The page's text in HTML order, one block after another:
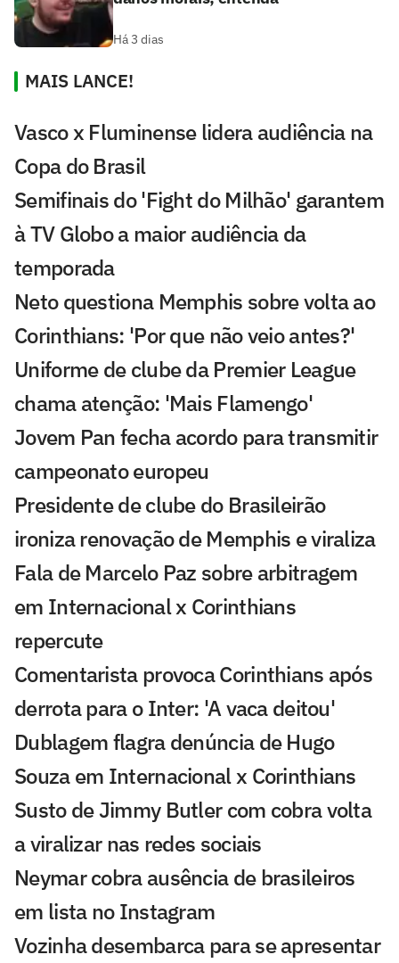
Há 3 dias
MAIS LANCE!
Vasco x Fluminense lidera audiência na
Copa do Brasil
Semifinais do 'Fight do Milhão' garantem
à TV Globo a maior audiência da
temporada
Neto questiona Memphis sobre volta ao
Corinthians: 'Por que não veio antes?'
Uniforme de clube da Premier League
chama atenção: 'Mais Flamengo'
Jovem Pan fecha acordo para transmitir
campeonato europeu
Presidente de clube do Brasileirão
ironiza renovação de Memphis e viraliza
Fala de Marcelo Paz sobre arbitragem
em Internacional x Corinthians
repercute
Comentarista provoca Corinthians após
derrota para o Inter: 'A vaca deitou'
Dublagem flagra denúncia de Hugo
Souza em Internacional x Corinthians
Susto de Jimmy Butler com cobra volta
a viralizar nas redes sociais
Neymar cobra ausência de brasileiros
em lista no Instagram
Vozinha desembarca para se apresentar